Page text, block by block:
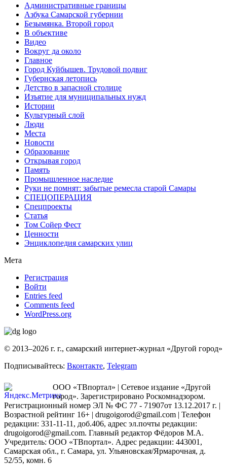
Административные границы
Азбука Самарской губернии
Безымянка. Второй город
В объективе
Видео
Вокруг да около
Главное
Город Куйбышев. Трудовой подвиг
Губернская летопись
Детство в запасной столице
Изъятие для муниципальных нужд
Истории
Культурный слой
Люди
Места
Новости
Образование
Открывая город
Память
Промышленное наследие
Руки не помнят: забытые ремесла старой Самары
СПЕЦОПЕРАЦИЯ
Спецпроекты
Статья
Том Сойер Фест
Ценности
Энциклопедия самарских улиц
Мета
Регистрация
Войти
Entries feed
Comments feed
WordPress.org
© 2013–2026 г. г., самарский интернет-журнал «Другой город»
Подписывайтесь: Вконтакте, Telegram
ООО «ТВпортал» | Сетевое издание «Другой
город». Зарегистрировано Роскомнадзором.
Регистрационный номер ЭЛ № ФС 77 - 71907от 13.12.2017 г. |
Возрастной рейтинг 16+ | drugoigorod@gmail.com | Телефон
редакции: 331-11-11, доб.406, адрес эл.почты редакции:
drugoigorod@gmail.com. Главный редактор Фёдоров М.А.
Учредитель: ООО «ТВпортал». Адрес редакции: 443001,
Самарская обл., г. Самара, ул. Ульяновская/Ярмарочная, д.
52/55, комн. 6